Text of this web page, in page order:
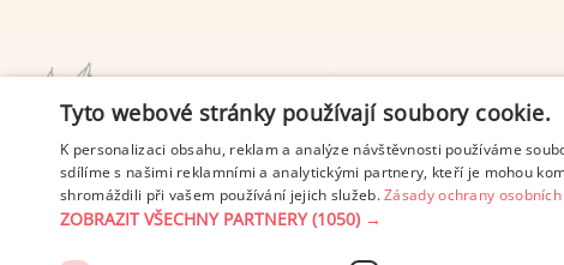
PODMÍNKY UŽITÍ
Tyto webové stránky používají soubory cookie.
K personalizaci obsahu, reklam a analýze návštěvnosti používáme
sdílíme s našimi reklamními a analytickými partnery, kteří je mohou
shromáždili při vašem používání jejich služeb.Zásady ochrany
ZOBRAZIT VŠECHNY PARTNERY(1050) →